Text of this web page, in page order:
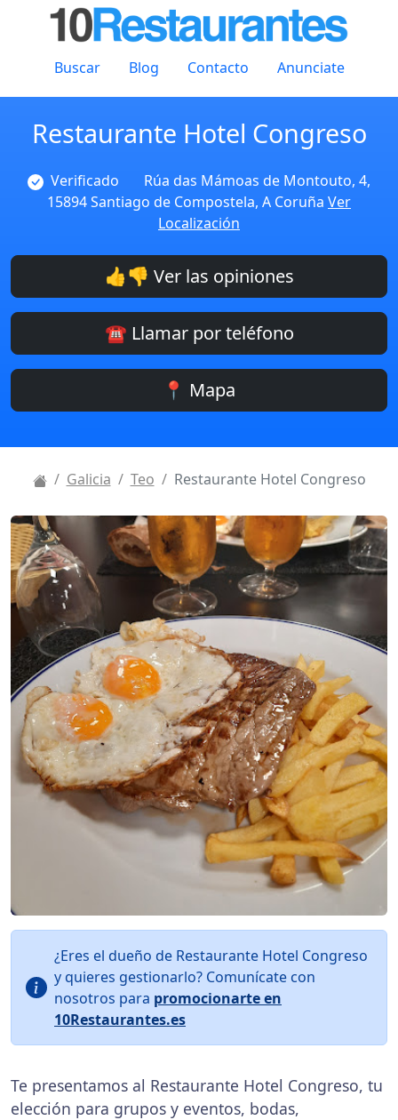
Buscar Blog Contacto Anunciate
Restaurante Hotel Congreso
Verificado
Rúa das Mámoas de Montouto, 4,
15894 Santiago de Compostela, A Coruña Ver
Localización
👍👎 Ver las opiniones
☎️ Llamar por teléfono
📍 Mapa
Galicia Teo Restaurante Hotel Congreso
¿Eres el dueño de Restaurante Hotel Congreso
y quieres gestionarlo? Comunícate con
nosotros para promocionarte en
10Restaurantes.es
Te presentamos al Restaurante Hotel Congreso, tu
elección para grupos y eventos, bodas,